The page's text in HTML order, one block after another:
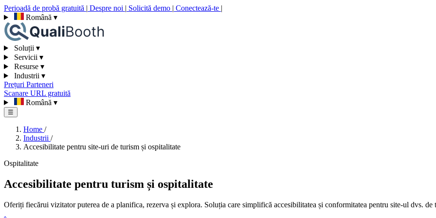
Perioadă de probă gratuită | Despre noi | Solicită demo | Conectează-te |
Română ▾
Soluții ▾
Servicii ▾
Resurse ▾
Industrii ▾
Prețuri Parteneri
Scanare URL gratuită
Română ▾
☰
Home /
Industrii /
Accesibilitate pentru site-uri de turism și ospitalitate
Ospitalitate
Accesibilitate pentru turism și ospitalitate
Oferiți fiecărui vizitator puterea de a planifica, rezerva și explora. Soluția care simplifică accesibilitatea și conformitatea pentru site-ul dvs. de